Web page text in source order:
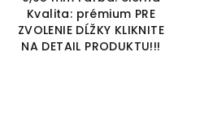
Kvalita: prémium PRE
ZVOLENIE DĹŽKY KLIKNITE
NA DETAIL PRODUKTU!!!